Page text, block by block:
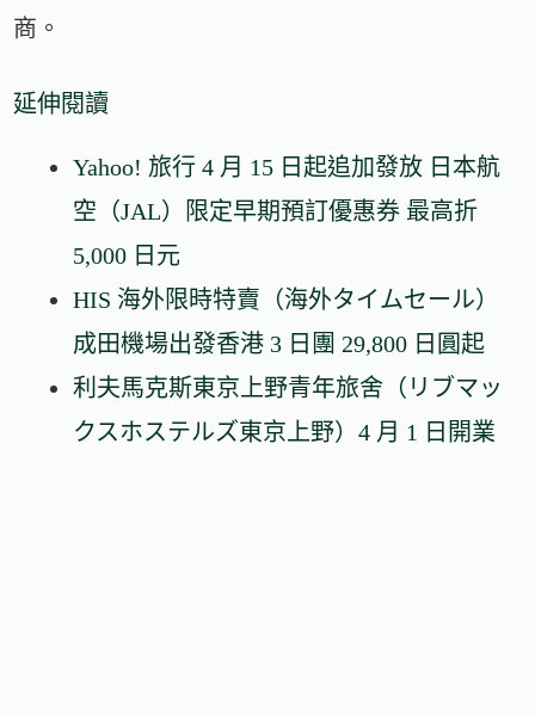
商。
延伸閱讀
Yahoo! 旅行 4 月 15 日起追加發放 日本航
空（JAL）限定早期預訂優惠券 最高折
5,000 日元
HIS 海外限時特賣（海外タイムセール）
成田機場出發香港 3 日團 29,800 日圓起
利夫馬克斯東京上野青年旅舍（リブマッ
クスホステルズ東京上野）4 月 1 日開業